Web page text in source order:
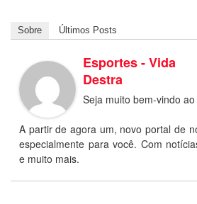
Sobre Últimos Posts
Esportes - Vida
Destra
Seja muito bem-vindo
A partir de agora um, novo portal de
especialmente para você. Com
e muito mais.